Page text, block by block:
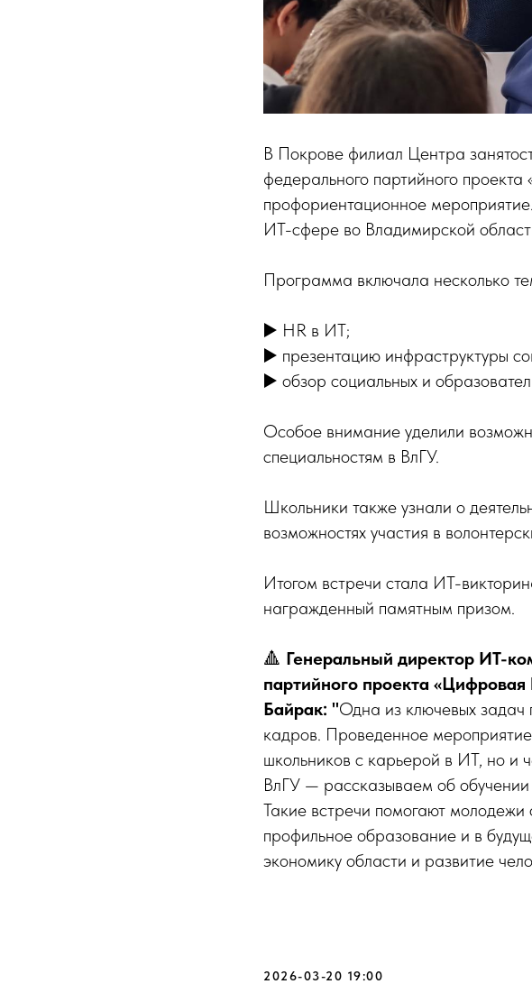
В Покрове филиал Центра
федерального партийного
профориентационное
ИТ-сфере во Владимирской
Программа включала несколько
▶️ HR в ИТ;
▶️ презентацию инфраструктуры
▶️ обзор социальных и
Особое внимание уделили
специальностям в ВлГУ.
Школьники также узнали о
возможностях участия в
Итогом встречи стала ИТ-
награжденный памятным призом.
🔺 Генеральный директор ИТ-
партийного проекта
Байрак: "Одна из ключевых задач
кадров. Проведенное
школьников с карьерой в ИТ, но и
ВлГУ — рассказываем об обучении
Такие встречи помогают молодежи
профильное образование и в
экономику области и развитие
2026-03-20 19:00